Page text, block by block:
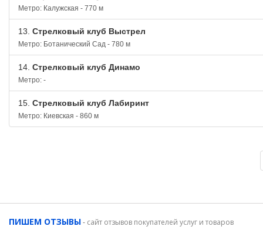
Метро: Калужская - 770 м
13. Стрелковый клуб Выстрел
Метро: Ботанический Сад - 780 м
14. Стрелковый клуб Динамо
Метро: -
15. Стрелковый клуб Лабиринт
Метро: Киевская - 860 м
ПИШЕМ ОТЗЫВЫ- сайт отзывов покупателей услуг и товаров